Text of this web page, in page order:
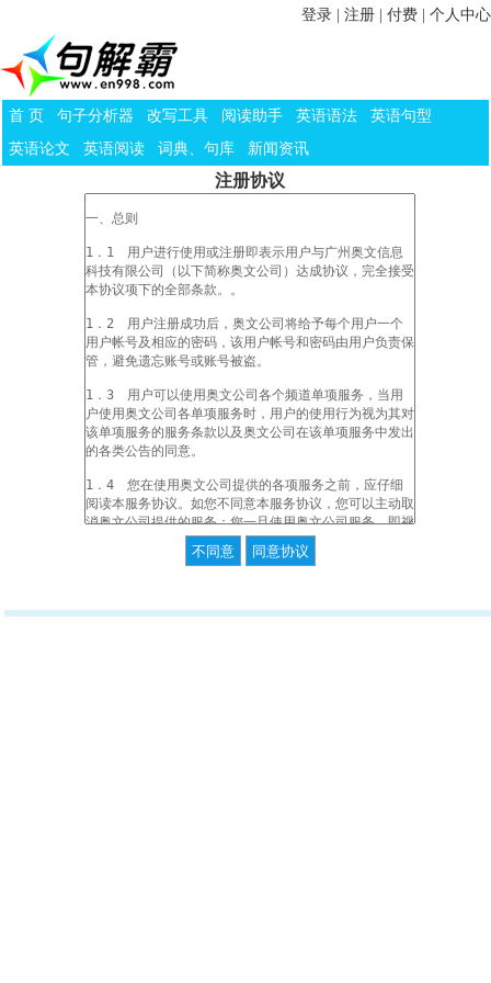
登录 注册 付费 个人中心
首 页 句子分析器 改写工具 阅读助手 英语语法
英语句型
英语论文
英语阅读 词典、句库 新闻资讯
注册协议